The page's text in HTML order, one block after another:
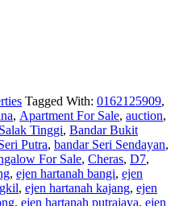
Tagged With: 0162125909,
, Apartment For Sale, auction,
Tinggi, Bandar Bukit
Putra, bandar Seri Sendayan,
For Sale, Cheras, D7,
, ejen hartanah bangi, ejen
, ejen hartanah kajang, ejen
, ejen hartanah putrajaya, ejen